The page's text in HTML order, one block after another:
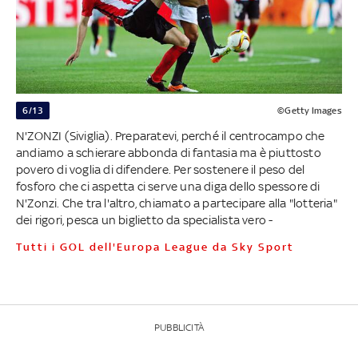
6/13 ©Getty Images
N'ZONZI (Siviglia). Preparatevi, perché il centrocampo che
andiamo a schierare abbonda di fantasia ma è piuttosto
povero di voglia di difendere. Per sostenere il peso del
fosforo che ci aspetta ci serve una diga dello spessore di
N'Zonzi. Che tra l'altro, chiamato a partecipare alla "lotteria"
dei rigori, pesca un biglietto da specialista vero -
Tutti i GOL dell'Europa League da Sky Sport
PUBBLICITÀ